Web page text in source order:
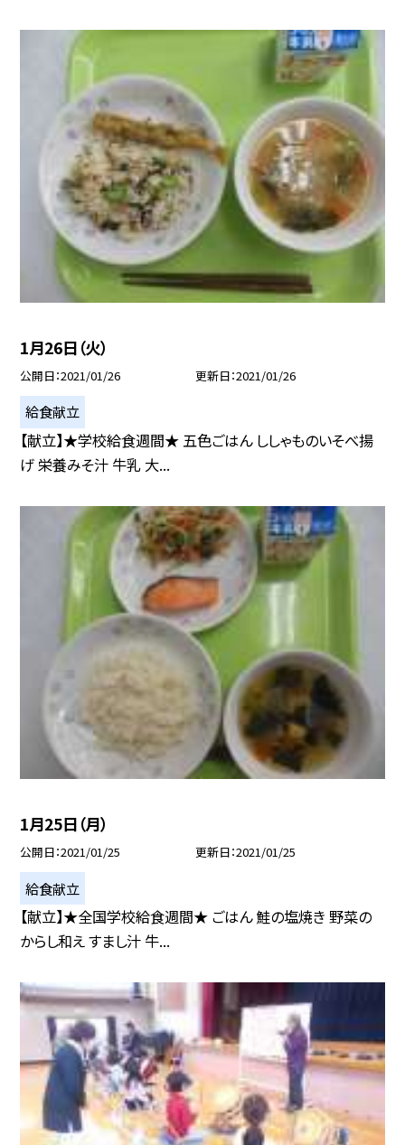
1月26日（火）
公開日 2021/01/26 更新日 2021/01/26
給食献立
【献立】★学校給食週間★ 五色ごはん ししゃものいそべ揚
げ 栄養みそ汁 牛乳 大...
1月25日（月）
公開日 2021/01/25 更新日 2021/01/25
給食献立
【献立】★全国学校給食週間★ ごはん 鮭の塩焼き 野菜の
からし和え すまし汁 牛...